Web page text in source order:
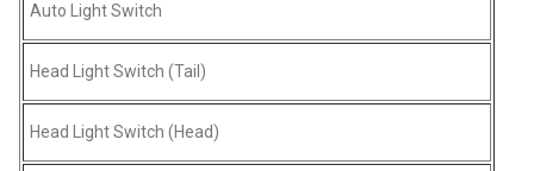
Auto Light Switch
Head Light Switch (Tail)
Head Light Switch (Head)